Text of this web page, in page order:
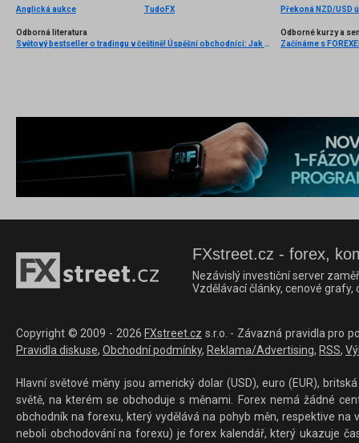
Anglická aukce TudoFX Překoná NZD/USD
Odborná literatura
Světový bestseller o tradingu v češtině! Úspěšní obchodníci: Jak běžní lidé porážejí Wall Street v jeho vlastní hře
Odborné kurzy a
Začínáme s
FXstreet.cz - forex,
Nezávislý investiční server
Vzdělávací články, cenové
Copyright © 2009 - 2026 FXstreet.cz s.r.o. - Závazná pravidla pro
Pravidla diskuse, Obchodní podmínky, Reklama/Advertising, RSS,
Hlavní světové měny jsou americký dolar (USD), euro (EUR),
světě, na kterém se obchoduje s měnami. Forex nemá žádné
obchodník na forexu, který vydělává na pohyb měn, respektive
neboli obchodování na forexu) je forex kalendář, který ukazuje